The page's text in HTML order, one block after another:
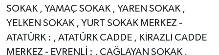
SOKAK , YAMAÇ SOKAK , YAREN SOKAK ,
YELKEN SOKAK , YURT SOKAK MERKEZ -
ATATÜRK : , ATATÜRK CADDE , KİRAZLI CADDE
MERKEZ - EVRENLİ : , ÇAĞLAYAN SOKAK ,